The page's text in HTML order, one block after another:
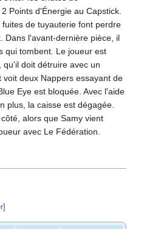
Points d'Énergie au Capstick.
de tuyauterie font perdre
Dans l'avant-dernière pièce, il
qui tombent. Le joueur est
doit détruire avec un
deux Nappers essayant de
Eye est bloquée. Avec l'aide
plus, la caisse est dégagée.
alors que Samy vient
avec Le Fédération.
]